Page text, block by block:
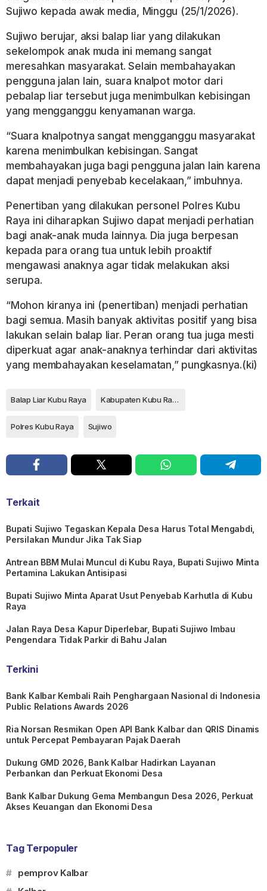
Sujiwo kepada awak media, Minggu (25/1/2026).
Sujiwo berujar, aksi balap liar yang dilakukan
sekelompok anak muda ini memang sangat
meresahkan masyarakat. Selain membahayakan
pengguna jalan lain, suara knalpot motor dari
pebalap liar tersebut juga menimbulkan kebisingan
yang mengganggu kenyamanan warga.
“Suara knalpotnya sangat mengganggu masyarakat
karena menimbulkan kebisingan. Sangat
membahayakan juga bagi pengguna jalan lain karena
dapat menjadi penyebab kecelakaan,” imbuhnya.
Penertiban yang dilakukan personel Polres Kubu
Raya ini diharapkan Sujiwo dapat menjadi perhatian
bagi anak-anak muda lainnya. Dia juga berpesan
kepada para orang tua untuk lebih proaktif
mengawasi anaknya agar tidak melakukan aksi
serupa.
“Mohon kiranya ini (penertiban) menjadi perhatian
bagi semua. Masih banyak aktivitas positif yang bisa
lakukan selain balap liar. Peran orang tua juga mesti
diperkuat agar anak-anaknya terhindar dari aktivitas
yang membahayakan keselamatan,” pungkasnya.(ki)
Balap Liar Kubu Raya Kabupaten Kubu Raya
Polres Kubu Raya Sujiwo
Terkait
Bupati Sujiwo Tegaskan Kepala Desa Harus Total Mengabdi,
Persilakan Mundur Jika Tak Siap
Antrean BBM Mulai Muncul di Kubu Raya, Bupati Sujiwo Minta
Pertamina Lakukan Antisipasi
Bupati Sujiwo Minta Aparat Usut Penyebab Karhutla di Kubu
Raya
Jalan Raya Desa Kapur Diperlebar, Bupati Sujiwo Imbau
Pengendara Tidak Parkir di Bahu Jalan
Terkini
Bank Kalbar Kembali Raih Penghargaan Nasional di Indonesia
Public Relations Awards 2026
Ria Norsan Resmikan Open API Bank Kalbar dan QRIS Dinamis
untuk Percepat Pembayaran Pajak Daerah
Dukung GMD 2026, Bank Kalbar Hadirkan Layanan
Perbankan dan Perkuat Ekonomi Desa
Bank Kalbar Dukung Gema Membangun Desa 2026, Perkuat
Akses Keuangan dan Ekonomi Desa
Tag Terpopuler
# pemprov Kalbar